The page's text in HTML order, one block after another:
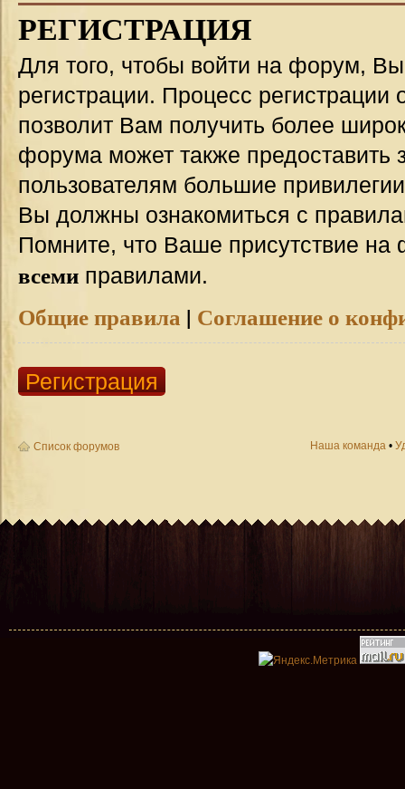
РЕГИСТРАЦИЯ
Для того, чтобы войти на форум,
регистрации. Процесс регистрации
позволит Вам получить более
форума может также предоставить
пользователям большие
Вы должны ознакомиться с
Помните, что Ваше присутствие на
всеми правилами.
Общие правила | Соглашение о
Регистрация
Список форумов Наша команда •